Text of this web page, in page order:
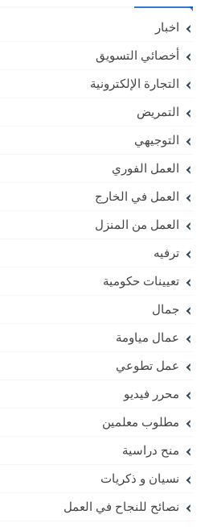
اخبار
أخصائي التسويق
التجارة الإلكترونية
التمريض
التوجيهي
العمل الفوري
العمل في الخارج
العمل من المنزل
ترفيه
تعيينات حكومية
جمال
عمال مياومة
عمل تطوعي
محرر فيديو
مطلوب معلمين
منح دراسية
نسيان و ذكريات
نصائح للنجاح في العمل